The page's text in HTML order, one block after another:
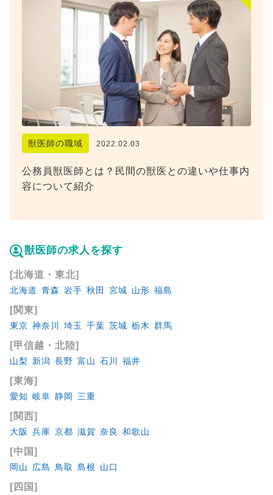
獣医師の職域 2022.02.03
公務員獣医師とは？民間の獣医との違いや仕事内
容について紹介
獣医師の求人を探す
[北海道・東北]
北海道 青森 岩手 秋田 宮城 山形 福島
[関東]
東京 神奈川 埼玉 千葉 茨城 栃木 群馬
[甲信越・北陸]
山梨 新潟 長野 富山 石川 福井
[東海]
愛知 岐阜 静岡 三重
[関西]
大阪 兵庫 京都 滋賀 奈良 和歌山
[中国]
岡山 広島 鳥取 島根 山口
[四国]